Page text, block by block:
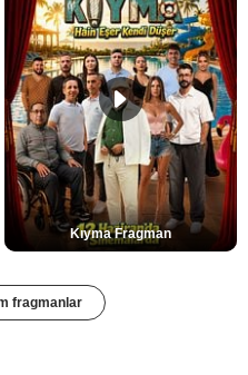
Kıyma Fragman
fragmanlar